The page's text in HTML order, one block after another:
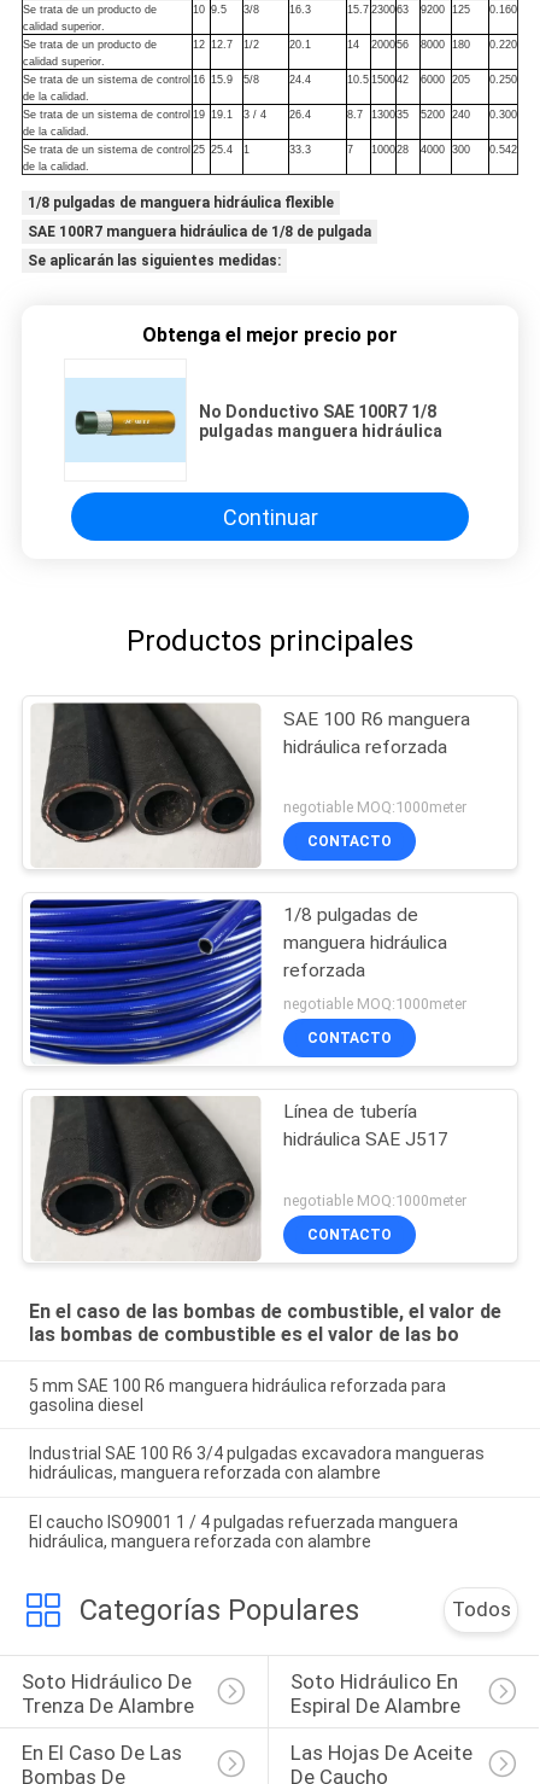
Se trata de un producto de
calidad superior.
10 9.5 3/8 16.3 15.7 230063 9200 125 0.160
Se trata de un producto de
calidad superior.
12 12.7 1/2 20.1 14 200056 8000 180 0.220
Se trata de un sistema de control
de la calidad.
16 15.9 5/8 24.4 10.5 150042 6000 205 0.250
Se trata de un sistema de control
de la calidad.
19 19.1 3 / 4 26.4 8.7 130035 5200 240 0.300
Se trata de un sistema de control
de la calidad.
25 25.4 1 33.3 7 100028 4000 300 0.542
1/8 pulgadas de manguera hidráulica flexible
SAE 100R7 manguera hidráulica de 1/8 de pulgada
Se aplicarán las siguientes medidas:
Obtenga el mejor precio por
No Donductivo SAE 100R7 1/8
pulgadas manguera hidráulica
Continuar
Productos principales
SAE 100 R6 manguera
hidráulica reforzada
negotiable MOQ:1000meter
CONTACTO
1/8 pulgadas de
manguera hidráulica
reforzada
negotiable MOQ:1000meter
CONTACTO
Línea de tubería
hidráulica SAE J517
negotiable MOQ:1000meter
CONTACTO
En el caso de las bombas de combustible, el valor de
las bombas de combustible es el valor de las bo
5 mm SAE 100 R6 manguera hidráulica reforzada para
gasolina diesel
Industrial SAE 100 R6 3/4 pulgadas excavadora mangueras
hidráulicas, manguera reforzada con alambre
El caucho ISO9001 1 / 4 pulgadas refuerzada manguera
hidráulica, manguera reforzada con alambre
Categorías Populares Todos
Soto Hidráulico De
Trenza De Alambre
Soto Hidráulico En
Espiral De Alambre
En El Caso De Las
Bombas De
Las Hojas De Aceite
De Caucho